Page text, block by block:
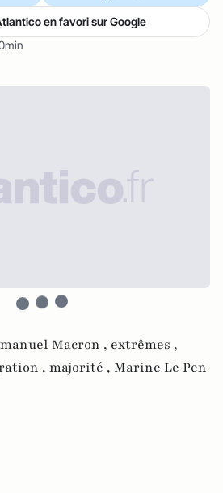
en favori sur Google
Macron , extrêmes ,
, majorité , Marine Le Pen